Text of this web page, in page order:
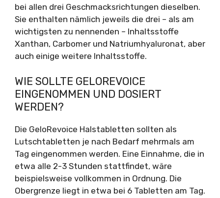
bei allen drei Geschmacksrichtungen dieselben.
Sie enthalten nämlich jeweils die drei – als am
wichtigsten zu nennenden – Inhaltsstoffe
Xanthan, Carbomer und Natriumhyaluronat, aber
auch einige weitere Inhaltsstoffe.
WIE SOLLTE GELOREVOICE
EINGENOMMEN UND DOSIERT
WERDEN?
Die GeloRevoice Halstabletten sollten als
Lutschtabletten je nach Bedarf mehrmals am
Tag eingenommen werden. Eine Einnahme, die in
etwa alle 2-3 Stunden stattfindet, wäre
beispielsweise vollkommen in Ordnung. Die
Obergrenze liegt in etwa bei 6 Tabletten am Tag.